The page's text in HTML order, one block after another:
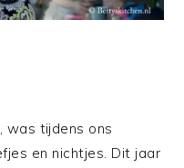
was tijdens ons
en nichtjes. Dit jaar